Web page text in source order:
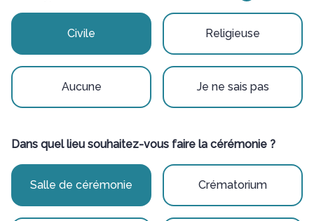
Civile Religieuse
Aucune Je ne sais pas
Dans quel lieu souhaitez-vous faire la cérémonie ?
Salle de cérémonie Crématorium